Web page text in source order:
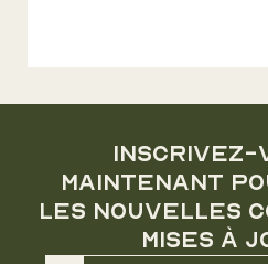
INSCRIVEZ-
MAINTENANT
LES NOUVELLES
MISES À